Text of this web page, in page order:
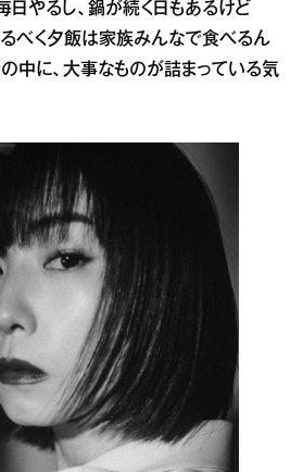
日やるし、鍋が続く日もあるけど
るべく夕飯は家族みんなで食べるん
中に、大事なものが詰まっている気